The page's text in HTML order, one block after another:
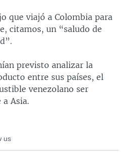
que viajó a Colombia para
citamos, un “saludo de
previsto analizar la
entre sus países, el
venezolano ser
Asia.
us